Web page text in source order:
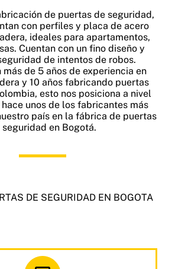
de puertas de seguridad,
con perfiles y placa de acero
ideales para apartamentos,
Cuentan con un fino diseño y
de intentos de robos.
más de 5 años de experiencia en
y 10 años fabricando puertas
esto nos posiciona a nivel
unos de los fabricantes más
país en la fábrica de puertas
seguridad en Bogotá.